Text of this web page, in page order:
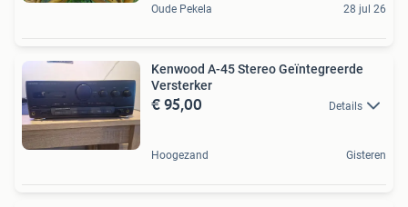
Oude Pekela 28 jul 26
Kenwood A-45 Stereo Geïntegreerde
Versterker
€ 95,00 Details
Hoogezand Gisteren